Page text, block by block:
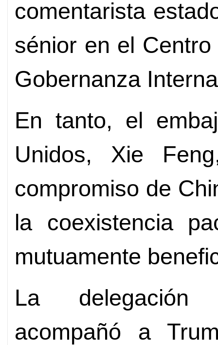
comentarista
sénior en el
Gobernanza
En tanto, el
Unidos, Xie
compromiso de
la coexistencia
mutuamente
La delegación
acompañó a